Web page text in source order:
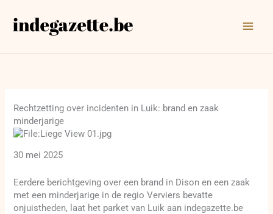
naar
Rechtzetting over incidenten in Luik: brand en zaak
minderjarige
30 mei 2025
Eerdere berichtgeving over een brand in Dison en een zaak
met een minderjarige in de regio Verviers bevatte
onjuistheden, laat het parket van Luik aan indegazette.be